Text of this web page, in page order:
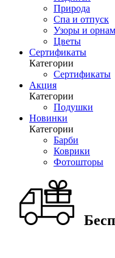
Природа
Спа и отпуск
Узоры и
Цветы
Сертификаты
Категории
Сертификаты
Акция
Категории
Подушки
Новинки
Категории
Барби
Коврики
Фотошторы